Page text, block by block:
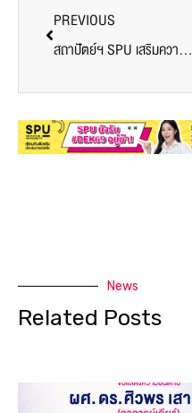
PREVIOUS
สถาปัตย์ฯ SPU เสริมความรู้! นักศึกษาสายออกแบบ เรียนรู้บริหารรายได้บริษัทและฟรีแลนซ์ อย่างมืออาชีพ
News
Related Posts